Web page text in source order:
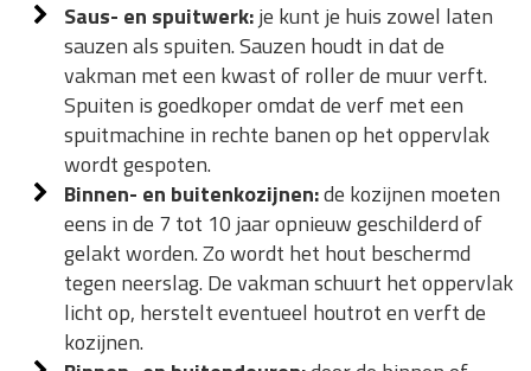
Saus- en spuitwerk:je kunt je huis zowel laten
sauzen als spuiten. Sauzen houdt in dat de
vakman met een kwast of roller de muur verft.
Spuiten is goedkoper omdat de verf met een
spuitmachine in rechte banen op het oppervlak
wordt gespoten.
Binnen- en buitenkozijnen:de kozijnen moeten
eens in de 7 tot 10 jaar opnieuw geschilderd of
gelakt worden. Zo wordt het hout beschermd
tegen neerslag. De vakman schuurt het oppervlak
licht op, herstelt eventueel houtrot en verft de
kozijnen.